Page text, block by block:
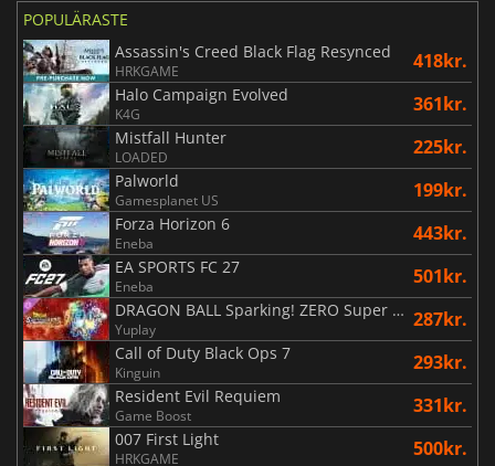
POPULÄRASTE
Assassin's Creed Black Flag Resynced
HRKGAME 418kr.
Halo Campaign Evolved
K4G 361kr.
Mistfall Hunter
LOADED 225kr.
Palworld
Gamesplanet US 199kr.
Forza Horizon 6
Eneba 443kr.
EA SPORTS FC 27
Eneba 501kr.
DRAGON BALL Sparking! ZERO Super Limit Breaking NEO
Yuplay 287kr.
Call of Duty Black Ops 7
Kinguin 293kr.
Resident Evil Requiem
Game Boost 331kr.
007 First Light
HRKGAME 500kr.